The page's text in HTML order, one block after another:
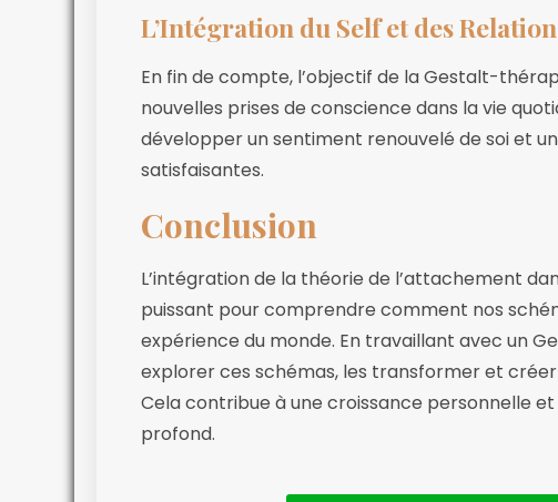
L’Intégration du Self et des
En fin de compte, l’objectif de la Gestalt-
nouvelles prises de conscience dans la vie
développer un sentiment renouvelé de soi et
satisfaisantes.
Conclusion
L’intégration de la théorie de l’attachement
puissant pour comprendre comment nos
expérience du monde. En travaillant avec un
explorer ces schémas, les transformer et
Cela contribue à une croissance personnelle
profond.